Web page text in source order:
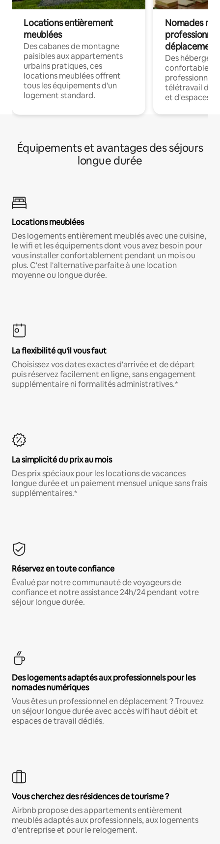
Locations entièrement
meublées
Des cabanes de montagne
paisibles aux appartements
urbains pratiques, ces
locations meublées offrent
tous les équipements d'un
logement standard.
Nomades
déplacement
Des
confortables
professionnels
télétravail
et d'espaces
Équipements et avantages des séjours
longue durée
Locations meublées
Des logements entièrement meublés avec une cuisine,
le wifi et les équipements dont vous avez besoin pour
vous installer confortablement pendant un mois ou
plus. C'est l'alternative parfaite à une location
moyenne ou longue durée.
La flexibilité qu'il vous faut
Choisissez vos dates exactes d'arrivée et de départ
puis réservez facilement en ligne, sans engagement
supplémentaire ni formalités administratives.*
La simplicité du prix au mois
Des prix spéciaux pour les locations de vacances
longue durée et un paiement mensuel unique sans frais
supplémentaires.*
Réservez en toute confiance
Évalué par notre communauté de voyageurs de
confiance et notre assistance 24h/24 pendant votre
séjour longue durée.
Des logements adaptés aux professionnels pour les
nomades numériques
Vous êtes un professionnel en déplacement ? Trouvez
un séjour longue durée avec accès wifi haut débit et
espaces de travail dédiés.
Vous cherchez des résidences de tourisme ?
Airbnb propose des appartements entièrement
meublés adaptés aux professionnels, aux logements
d'entreprise et pour le relogement.